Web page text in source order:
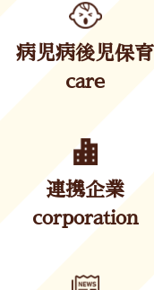
病児病後児保育
care
連携企業
corporation